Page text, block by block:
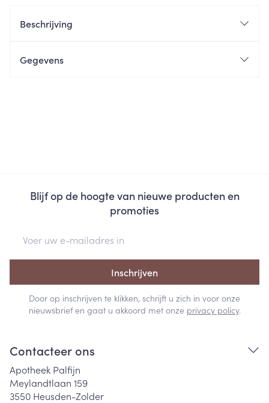
Beschrijving
Gegevens
Blijf op de hoogte van nieuwe producten en
promoties
Inschrijven
Door op inschrijven te klikken, schrijft u zich in voor onze
nieuwsbrief en gaat u akkoord met onze privacy policy.
Contacteer ons
Apotheek Palfijn
Meylandtlaan 159
3550 Heusden-Zolder